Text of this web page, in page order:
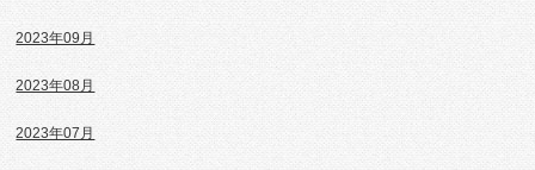
2023年09月
2023年08月
2023年07月